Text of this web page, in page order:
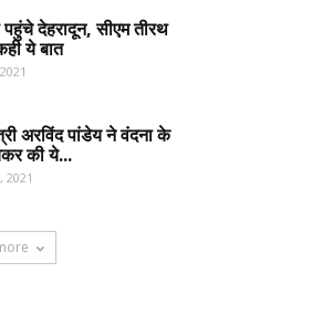
पहुंचे देहरादून, सीएम तीरथ
ये बात
अरविंद पांडेय ने वंदना के
की ये...
2021